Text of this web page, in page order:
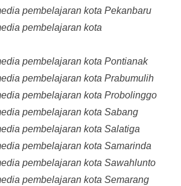
pembelajaran kota Pekanbaru
pembelajaran kota
pembelajaran kota Pontianak
pembelajaran kota Prabumulih
pembelajaran kota Probolinggo
pembelajaran kota Sabang
pembelajaran kota Salatiga
pembelajaran kota Samarinda
pembelajaran kota Sawahlunto
pembelajaran kota Semarang